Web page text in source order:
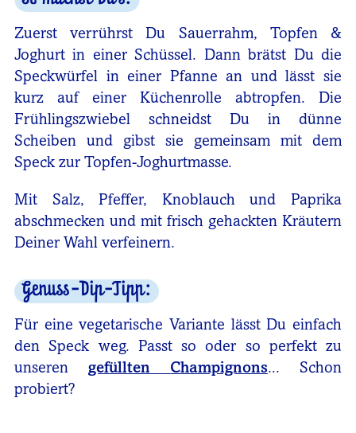
Zuerst verrührst Du Sauerrahm, Topfen &
Joghurt in einer Schüssel. Dann brätst Du die
Speckwürfel in einer Pfanne an und lässt sie
kurz auf einer Küchenrolle abtropfen. Die
Frühlingszwiebel schneidst Du in dünne
Scheiben und gibst sie gemeinsam mit dem
Speck zur Topfen-Joghurtmasse.
Mit Salz, Pfeffer, Knoblauch und Paprika
abschmecken und mit frisch gehackten Kräutern
Deiner Wahl verfeinern.
Genuss-Dip-Tipp:
Für eine vegetarische Variante lässt Du einfach
den Speck weg. Passt so oder so perfekt zu
unseren gefüllten Champignons... Schon
probiert?